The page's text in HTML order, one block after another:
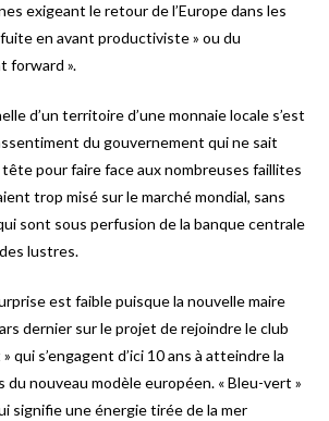
exigeant le retour de l’Europe dans les
en avant productiviste » ou du
forward ».
d’un territoire d’une monnaie locale s’est
du gouvernement qui ne sait
pour faire face aux nombreuses faillites
trop misé sur le marché mondial, sans
sont sous perfusion de la banque centrale
lustres.
est faible puisque la nouvelle maire
dernier sur le projet de rejoindre le club
qui s’engagent d’ici 10 ans à atteindre la
nouveau modèle européen. « Bleu-vert »
signifie une énergie tirée de la mer